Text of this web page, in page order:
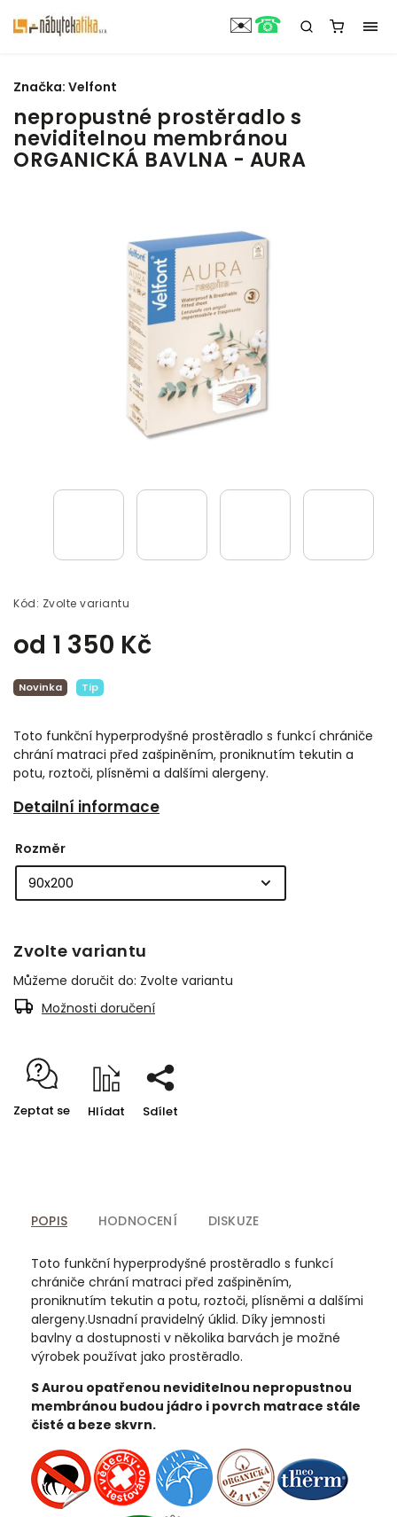
nepropustné prostěradlo s
neviditelnou membránou
ORGANICKÁ BAVLNA - AURA
Kód: Zvolte variantu
od 1 350 Kč
Novinka Tip
Toto funkční hyperprodyšné prostěradlo s funkcí chrániče
chrání matraci před zašpiněním, proniknutím tekutin a
potu, roztoči, plísněmi a dalšími alergeny.
Detailní informace
Značka: Velfont
Rozměr
Zvolte variantu
Můžeme doručit do: Zvolte variantu
Možnosti doručení
Zeptat se Hlídat Sdílet
POPIS HODNOCENÍ DISKUZE
Toto funkční hyperprodyšné prostěradlo s funkcí
chrániče chrání matraci před zašpiněním,
proniknutím tekutin a potu, roztoči, plísněmi a dalšími
alergeny.Usnadní pravidelný úklid. Díky jemnosti
bavlny a dostupnosti v několika barvách je možné
výrobek používat jako prostěradlo.
S Aurou opatřenou neviditelnou nepropustnou
membránou budou jádro i povrch matrace stále
čisté a beze skvrn.
✉️☎